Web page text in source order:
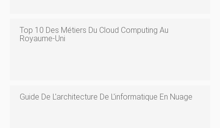
Top 10 Des Métiers Du Cloud Computing Au
Royaume-Uni
Guide De L'architecture De L'informatique En Nuage